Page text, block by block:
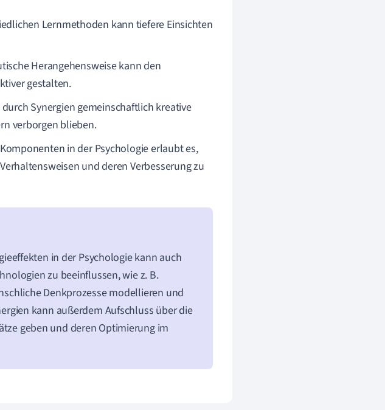
Lernmethoden kann tiefere Einsichten
Herangehensweise kann den
gestalten.
Synergien gemeinschaftlich kreative
verborgen blieben.
in der Psychologie erlaubt es,
und deren Verbesserung zu
in der Psychologie kann auch
zu beeinflussen, wie z. B.
Denkprozesse modellieren und
kann außerdem Aufschluss über die
geben und deren Optimierung im